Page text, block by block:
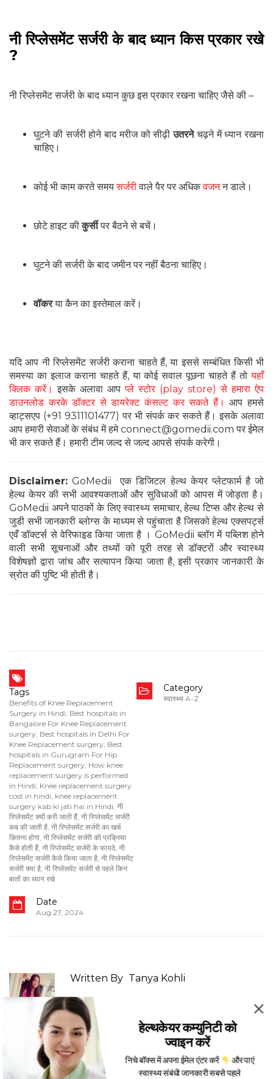
नी रिप्लेसमेंट सर्जरी के बाद ध्यान किस प्रकार रखे
?
नी रिप्लेसमेंट सर्जरी के बाद ध्यान कुछ इस प्रकार रखना चाहिए जैसे की –
घुटने की सर्जरी होने बाद मरीज को सीढ़ीउतरनेचढ़ने में ध्यान रखना
चाहिए।
कोई भी काम करते समयसर्जरीवाले पैर पर अधिकवजनन डाले।
छोटे हाइट कीकुर्सीपर बैठने से बचें।
घुटने की सर्जरी के बाद जमीन पर नहीं बैठना चाहिए।
वॉकरया कैन का इस्तेमाल करें।
यदि आप नी रिप्लेसमेंट सर्जरी कराना चाहते हैं, या इससे सम्बंधित किसी भी
समस्या का इलाज कराना चाहते हैं, या कोई सवाल पूछना चाहते हैं तो यहाँ
क्लिक करें। इसके अलावा आपप्ले स्टोर (play store) से हमारा ऐप
डाउनलोड करके डॉक्टर से डायरेक्ट कंसल्ट कर सकते हैं। आप हमसे
व्हाट्सएप (+91 9311101477) पर भी संपर्क कर सकते हैं। इसके अलावा
आप हमारी सेवाओं के संबंध में हमे connect@gomedii.com पर ईमेल
भी कर सकते हैं। हमारी टीम जल्द से जल्द आपसे संपर्क करेगी।
Disclaimer: GoMedii एक डिजिटल हेल्थ केयर प्लेटफार्म है जो
हेल्थ केयर की सभी आवश्यकताओं और सुविधाओं को आपस में जोड़ता है।
GoMedii अपने पाठकों के लिए स्वास्थ्य समाचार, हेल्थ टिप्स और हेल्थ से
जुडी सभी जानकारी ब्लोग्स के माध्यम से पहुंचाता है जिसको हेल्थ एक्सपर्ट्स
एवँ डॉक्टर्स से वेरिफाइड किया जाता है । GoMedii ब्लॉग में पब्लिश होने
वाली सभी सूचनाओं और तथ्यों को पूरी तरह से डॉक्टरों और स्वास्थ्य
विशेषज्ञों द्वारा जांच और सत्यापन किया जाता है, इसी प्रकार जानकारी के
स्रोत की पुष्टि भी होती है।
Tags
Benefits of Knee Replacement
Surgery in Hindi, Best hospitals in
Bangalore For Knee Replacement
surgery, Best hospitals in Delhi For
Knee Replacement surgery, Best
hospitals in Gurugram For Hip
Replacement surgery, How knee
replacement surgery is performed
in Hindi, Knee replacement surgery
cost in hindi, knee replacement
surgery kab ki jati hai in Hindi, नी
रिप्लेसमेंट क्यों करी जाती हैं, नी रिप्लेसमेंट सर्जरी
कब की जाती है, नी रिप्लेसमेंट सर्जरी का खर्च
कितना होगा, नी रिप्लेसमेंट सर्जरी की प्रक्रिया
कैसे होती हैं, नी रिप्लेसमेंट सर्जरी के फायदे, नी
रिप्लेसमेंट सर्जरी कैसे किया जाता है, नी रिप्लेसमेंट
सर्जरी क्या है, नी रिप्लेसमेंट सर्जरी से पहले किन
बातों का ध्यान रखे
Category
स्वास्थ्य A-Z
Date
Aug 27, 2024
Written By Tanya Kohli
You May Also Like
हेल्थकेयर कम्युनिटी को
ज्वाइन करें
निचे बॉक्स में अपना ईमेल एंटर करें
और पाएं
स्वास्थ्य संबंधी जानकारी सबसे पहले